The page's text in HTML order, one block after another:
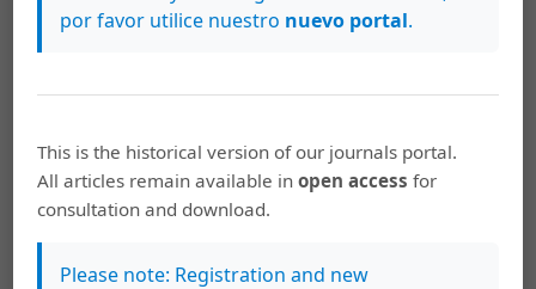
Anuario de Estudios Centroamericanos
Centroamericanos 1974-2014: una perspectiva
Estudios Centroamericanos: Anuario de
Estudios Centroamericanos, Vol. 40 (2014)
por favor utilice nuestro nuevo portal.
This is the historical version of our journals portal.
All articles remain available inopen access for
consultation and download.
Please note: Registration and new